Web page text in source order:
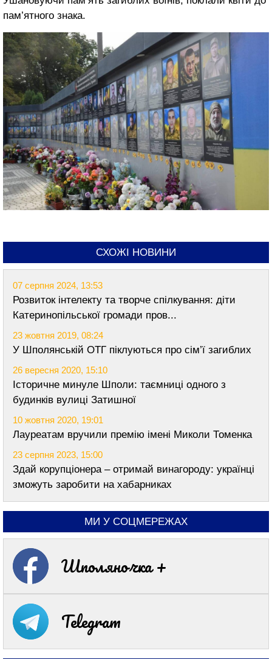
пам’ятного знака.
СХОЖІ НОВИНИ
07 серпня 2024, 13:53
Розвиток інтелекту та творче спілкування: діти
Катеринопільської громади пров...
23 жовтня 2019, 08:24
У Шполянській ОТГ піклуються про сім’ї загиблих
26 вересня 2020, 15:10
Історичне минуле Шполи: таємниці одного з
будинків вулиці Затишної
10 жовтня 2020, 19:01
Лауреатам вручили премію імені Миколи Томенка
23 серпня 2023, 15:00
Здай корупціонера – отримай винагороду: українці
зможуть заробити на хабарниках
МИ У СОЦМЕРЕЖАХ
Шполяночка +
Telegram